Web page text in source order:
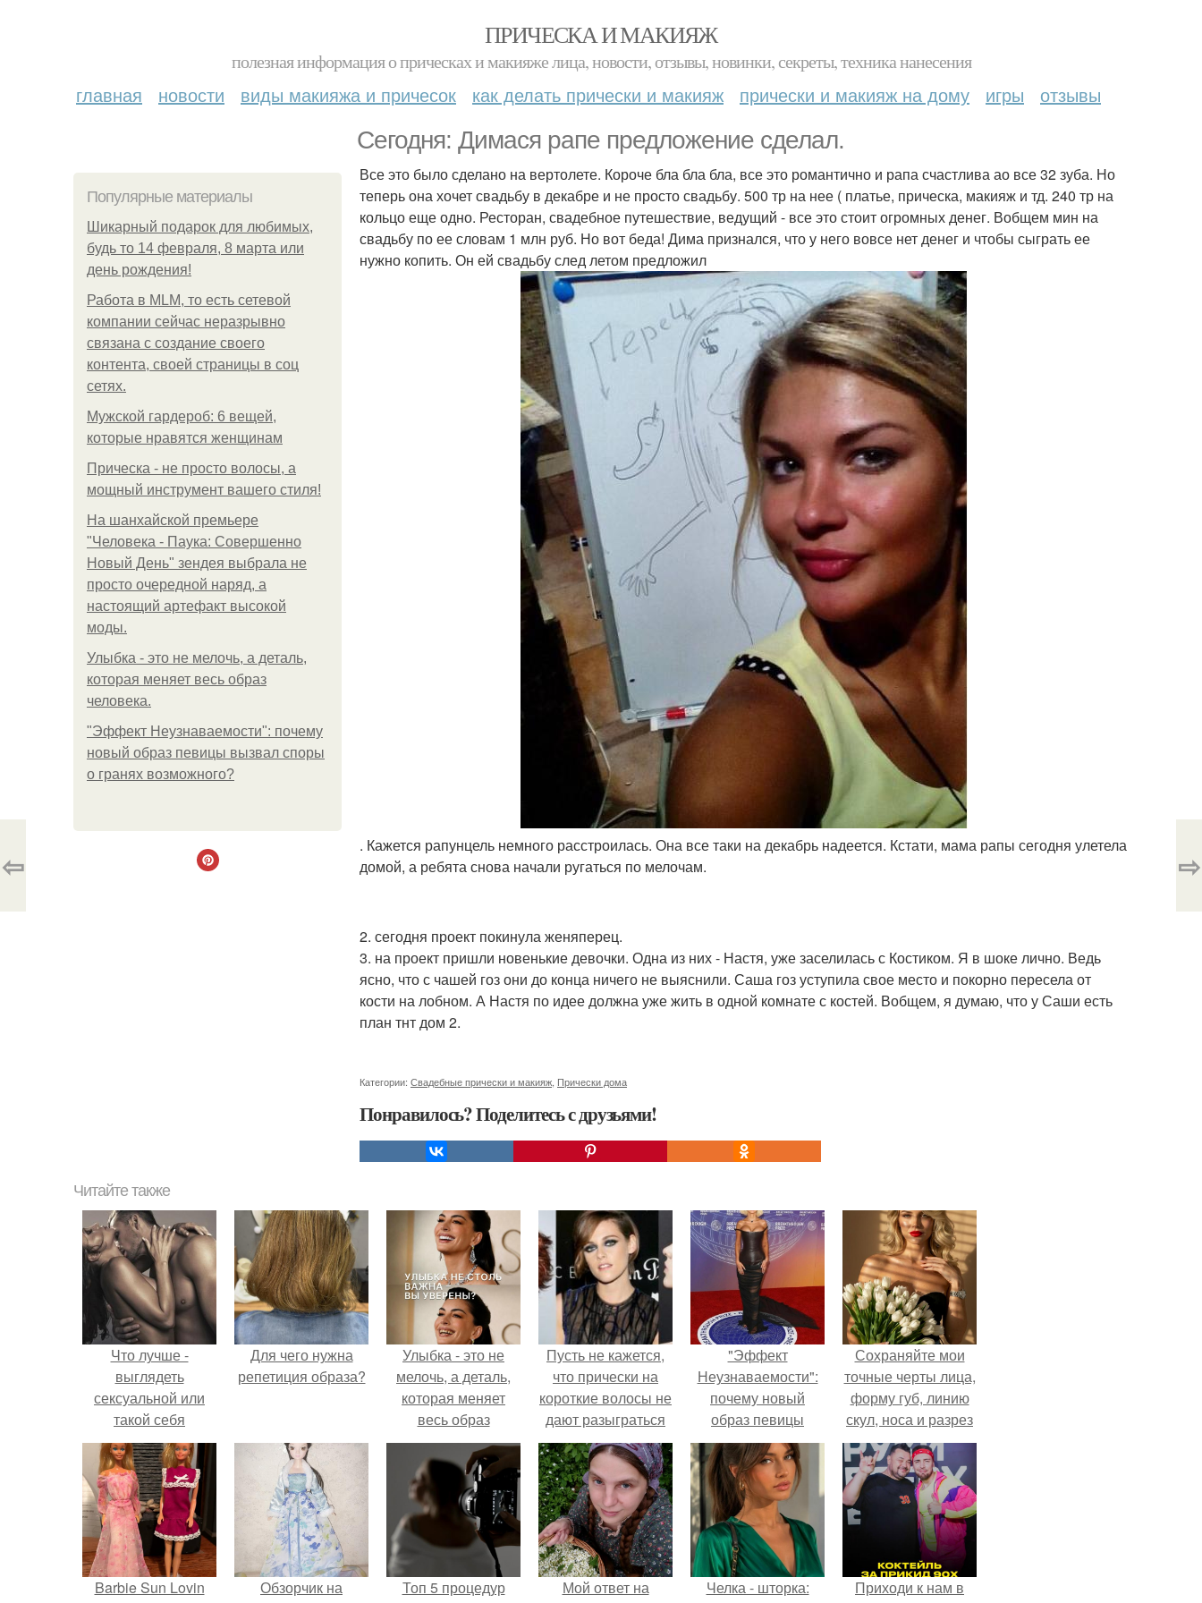
ПРИЧЕСКА И МАКИЯЖ
полезная информация о прическах и макияже лица, новости, отзывы, новинки, секреты, техника нанесения
главная новости виды макияжа и причесок как делать прически и макияж прически и макияж на дому игры отзывы
Сегодня: Димася рапе предложение сделал.
Популярные материалы
Шикарный подарок для любимых,
будь то 14 февраля, 8 марта или
день рождения!
Работа в MLM, то есть сетевой
компании сейчас неразрывно
связана с создание своего
контента, своей страницы в соц
сетях.
Мужской гардероб: 6 вещей,
которые нравятся женщинам
Прическа - не просто волосы, а
мощный инструмент вашего стиля!
На шанхайской премьере
"Человека - Паука: Совершенно
Новый День" зендея выбрала не
просто очередной наряд, а
настоящий артефакт высокой
моды.
Улыбка - это не мелочь, а деталь,
которая меняет весь образ
человека.
"Эффект Неузнаваемости": почему
новый образ певицы вызвал споры
о гранях возможного?
Все это было сделано на вертолете. Короче бла бла бла, все это романтично и рапа счастлива ао все 32 зуба. Но
теперь она хочет свадьбу в декабре и не просто свадьбу. 500 тр на нее ( платье, прическа, макияж и тд. 240 тр на
кольцо еще одно. Ресторан, свадебное путешествие, ведущий - все это стоит огромных денег. Вобщем мин на
свадьбу по ее словам 1 млн руб. Но вот беда! Дима признался, что у него вовсе нет денег и чтобы сыграть ее
нужно копить. Он ей свадьбу след летом предложил
. Кажется рапунцель немного расстроилась. Она все таки на декабрь надеется. Кстати, мама рапы сегодня улетела
домой, а ребята снова начали ругаться по мелочам.
2. сегодня проект покинула женяперец.
3. на проект пришли новенькие девочки. Одна из них - Настя, уже заселилась с Костиком. Я в шоке лично. Ведь
ясно, что с чашей гоз они до конца ничего не выяснили. Саша гоз уступила свое место и покорно пересела от
кости на лобном. А Настя по идее должна уже жить в одной комнате с костей. Вобщем, я думаю, что у Саши есть
план тнт дом 2.
Категории: Свадебные прически и макияж Прически дома
Понравилось? Поделитесь с друзьями!
⇦ ⇨
Читайте также
Что лучше -
выглядеть
сексуальной или
такой себя
ощущать?
Для чего нужна
репетиция образа?
Улыбка - это не
мелочь, а деталь,
которая меняет
весь образ
человека.
Пусть не кажется,
что прически на
короткие волосы не
дают разыграться
фантазии для
подбора идеальной
прически на
выпускной.
"Эффект
Неузнаваемости":
почему новый
образ певицы
вызвал споры о
гранях
возможного?
Сохраняйте мои
точные черты лица,
форму губ, линию
скул, носа и разрез
глаз.
Barbie Sun Lovin
Обзорчик на
Топ 5 процедур
Мой ответ на
Челка - шторка:
Приходи к нам в